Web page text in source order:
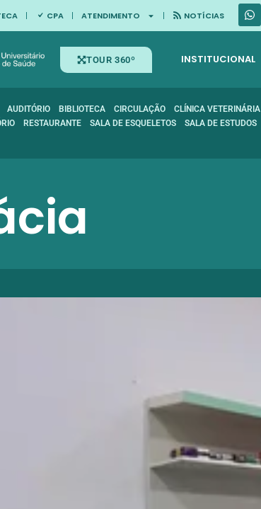
CPA ATENDIMENTO NOTÍCIAS
TOUR 360º INSTITUCIONAL
AUDITÓRIO BIBLIOTECA CIRCULAÇÃO CLÍNICA VETERINÁRIA
RESTAURANTE SALA DE ESQUELETOS SALA DE ESTUDOS